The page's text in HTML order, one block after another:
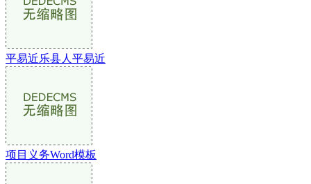
平易近乐县人平易近
项目义务Word模板